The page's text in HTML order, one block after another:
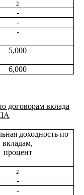
2
-
-
-
5,000
6,000
договорам вклада
доходность по
вкладам,
процент
2
-
-